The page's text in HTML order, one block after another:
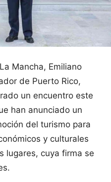
Mancha, Emiliano
de Puerto Rico,
un encuentro este
han anunciado un
del turismo para
y culturales
lugares, cuya firma se